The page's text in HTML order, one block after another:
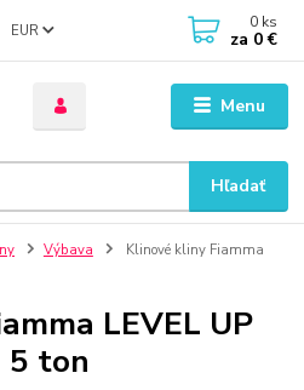
Menu
EUR
Hľadať
0 ks
za 0 €
Výbava
Klinové kliny Fiamma
LEVEL UP
5 ton